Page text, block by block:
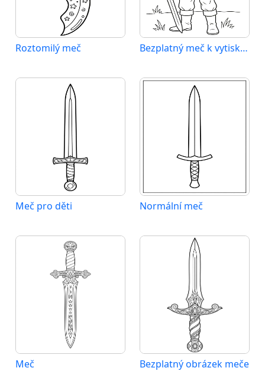
Roztomilý meč Bezplatný meč k vytisknutí
Meč pro děti Normální meč
Meč Bezplatný obrázek meče